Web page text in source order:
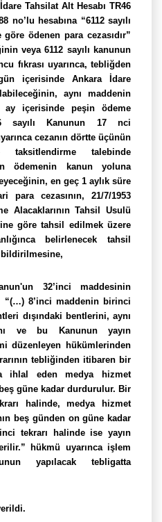
Tahsilat Alt Hesabı TR46
no’lu hesabına “6112 sayılı
ödenen para cezasıdır”
veya 6112 sayılı kanunun
fıkrası uyarınca, tebliğden
içerisinde Ankara İdare
aynı maddenin
ay içerisinde peşin ödeme
sayılı Kanunun 17 nci
cezanın dörtte üçünün
talebinde
ödemenin kanun yoluna
en geç 1 aylık süre
para cezasının, 21/7/1953
Alacaklarının Tahsil Usulü
göre tahsil edilmek üzere
belirlenecek tahsil
32’inci maddesinin
“(…) 8’inci maddenin birinci
dışındaki bentlerini, aynı
ve bu Kanunun yayın
düzenleyen hükümlerinden
tebliğinden itibaren bir
ihlal eden medya hizmet
güne kadar durdurulur. Bir
halinde, medya hizmet
beş günden on güne kadar
tekrarı halinde ise yayın
hükmü uyarınca işlem
yapılacak tebligatta